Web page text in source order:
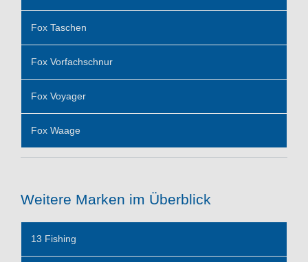
Fox Taschen
Fox Vorfachschnur
Fox Voyager
Fox Waage
Weitere Marken im Überblick
13 Fishing